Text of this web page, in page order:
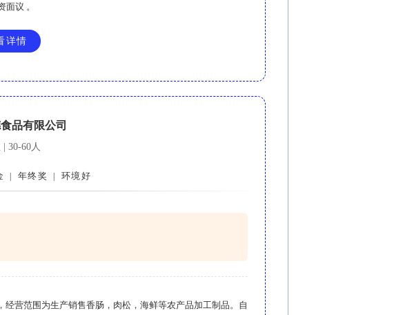
议 。
详情
品有限公司
30-60人
| 年终奖 | 环境好
营范围为生产销售香肠，肉松，海鲜等农产品加工制品。自